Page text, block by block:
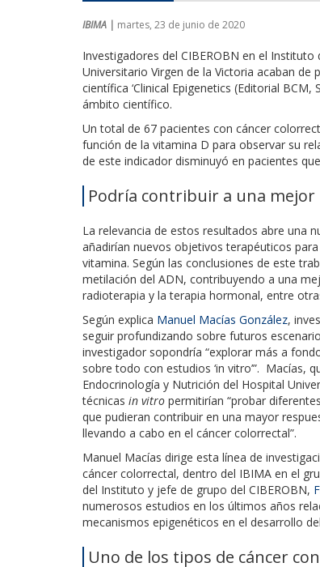
IBIMA | martes, 23 de junio de 2020
Investigadores del CIBEROBN en el
Universitario Virgen de la Victoria acaban
científica ‘Clinical Epigenetics (Editorial
ámbito científico.
Un total de 67 pacientes con cáncer
función de la vitamina D para observar su
de este indicador disminuyó en pacientes
Podría contribuir a una
La relevancia de estos resultados abre una
añadirían nuevos objetivos terapéuticos
vitamina. Según las conclusiones de este
metilación del ADN, contribuyendo a una
radioterapia y la terapia hormonal, entre
Según explica Manuel Macías González,
seguir profundizando sobre futuros
investigador sopondría “explorar más a
sobre todo con estudios ‘in vitro’”. Macías,
Endocrinología y Nutrición del Hospital
técnicas in vitro permitirían “probar
que pudieran contribuir en una mayor
llevando a cabo en el cáncer colorrectal”.
Manuel Macías dirige esta línea de
cáncer colorrectal, dentro del IBIMA en el
del Instituto y jefe de grupo del CIBEROBN,
numerosos estudios en los últimos años
mecanismos epigenéticos en el desarrollo
Uno de los tipos de cáncer